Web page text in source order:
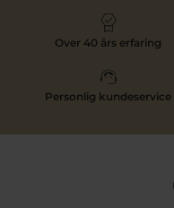
Over 40 års erfaring
Personlig kundeservice